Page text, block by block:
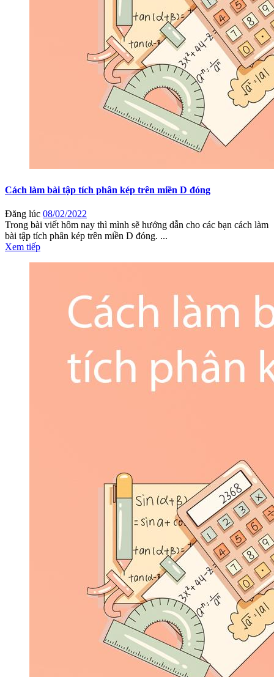
Cách làm bài tập tích phân kép trên miền D đóng
Đăng lúc 08/02/2022
Trong bài viết hôm nay thì mình sẽ hướng dẫn cho các bạn cách làm
bài tập tích phân kép trên miền D đóng. ...
Xem tiếp